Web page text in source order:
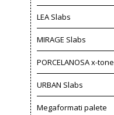
LEA Slabs
MIRAGE Slabs
PORCELANOSA x-tone
URBAN Slabs
Megaformati palete